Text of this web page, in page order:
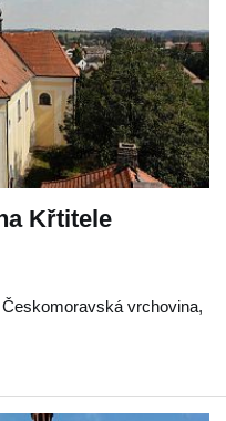
Křtitele
Českomoravská vrchovina,